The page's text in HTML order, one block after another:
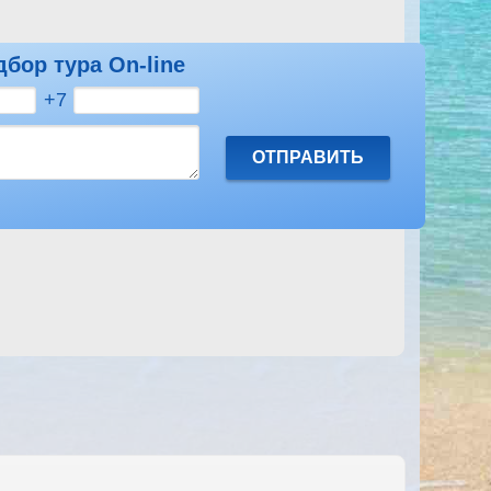
Посмотреть другие отзывы на Aqua Fun
тура On-line
+7